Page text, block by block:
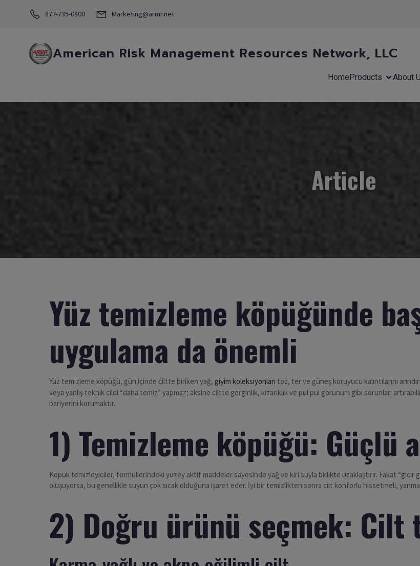
877-735-0800 Marketing@armr.net
American Risk Management Resources Network, LLC
Home Products About
Article
Yüz temizleme köpüğünde
uygulama da önemli
Yüz temizleme köpüğü, gün içinde ciltte biriken yağ, giyim koleksiyonları toz, ter ve güneş koruyucu kalıntılarını
veya yanlış teknik cildi “daha temiz” yapmaz; aksine ciltte gerginlik, kızarıklık ve pul pul görünüm gibi sorunları
bariyerini korumaktır.
1) Temizleme köpüğü: Güçlü
Köpük temizleyiciler, formüllerindeki yüzey aktif maddeler sayesinde yağ ve kiri suyla birlikte uzaklaştırır. Fakat “gıcır
oluşuyorsa, bu genellikle suyun çok sıcak olduğuna işaret eder. İyi bir temizlikten sonra cilt konforlu hissetmeli, yanma
2) Doğru ürünü seçmek: Cilt